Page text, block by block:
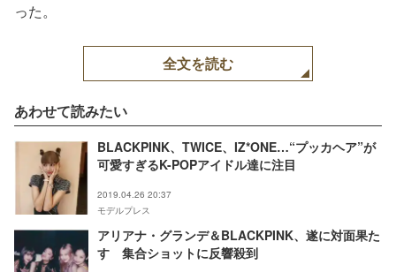
った。
全文を読む
あわせて読みたい
BLACKPINK、TWICE、IZ*ONE…“プッカヘア”が
可愛すぎるK-POPアイドル達に注目
2019.04.26 20:37
モデルプレス
アリアナ・グランデ＆BLACKPINK、遂に対面果た
す 集合ショットに反響殺到